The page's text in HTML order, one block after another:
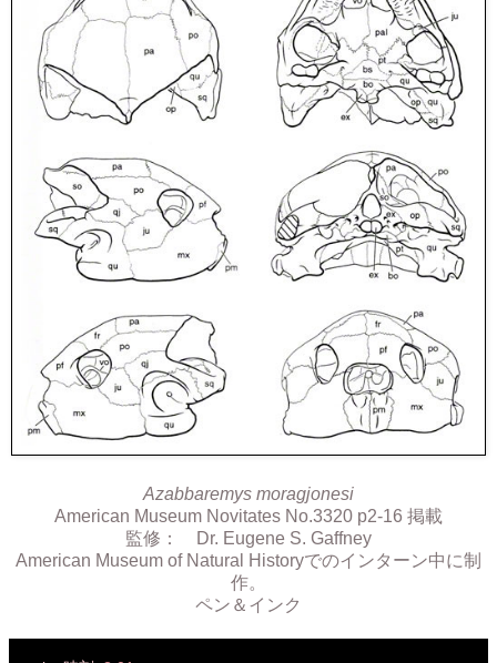
Azabbaremys moragjonesi
American Museum Novitates No.3320 p2-16 掲載
監修： Dr. Eugene S. Gaffney
American Museum of Natural Historyでのインターン中に制
作。
ペン＆インク